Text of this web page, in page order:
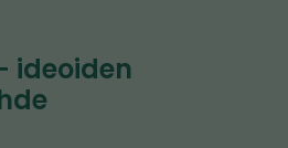
ideoiden